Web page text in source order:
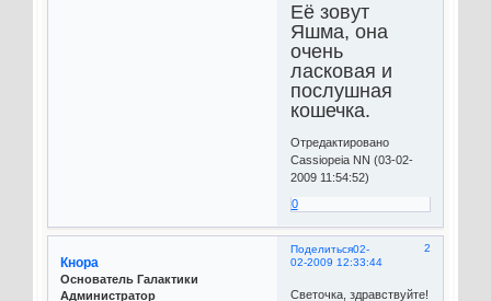
Её зовут
Яшма, она
очень
ласковая и
послушная
кошечка.
Отредактировано
Cassiopeia NN (03-02-
2009 11:54:52)
0
Поделиться 2
02-
02-2009 12:33:44
Кнора
Основатель Галактики
Администратор
Светочка, здравствуйте!